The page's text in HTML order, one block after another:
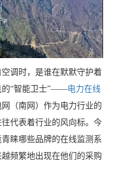
调时，是谁在默默守护着
的“智能卫士”——电力在线
（南网）作为电力行业的
代表着行业的风向标。今
睐哪些品牌的在线监测系
频繁地出现在他们的采购